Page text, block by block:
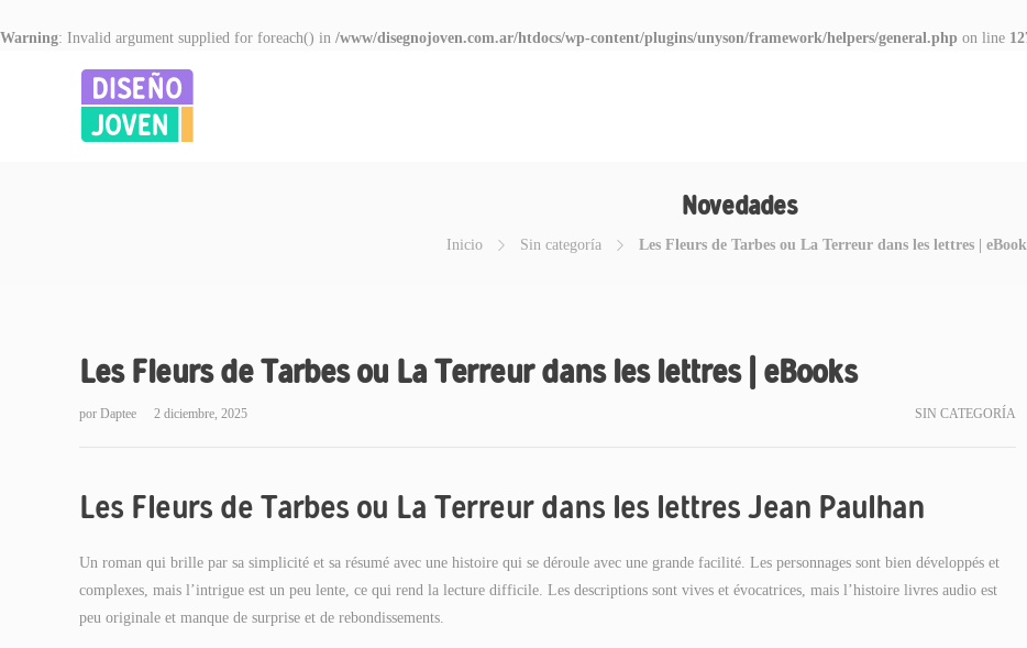
Warning: Invalid argument supplied for foreach() in /www/disegnojoven.com.ar/htdocs/wp-content/plugins/unyson/framework/helpers/general.php on line
Novedades
Inicio Sin categoría Les Fleurs de Tarbes ou La Terreur dans les lettres |
Les Fleurs de Tarbes ou La Terreur dans les lettres | eBooks
por Daptee 2 diciembre, 2025 SIN CATEGORÍA
Les Fleurs de Tarbes ou La Terreur dans les lettres Jean Paulhan
Un roman qui brille par sa simplicité et sa résumé avec une histoire qui se déroule avec une grande facilité. Les personnages sont bien développés et
complexes, mais l’intrigue est un peu lente, ce qui rend la lecture difficile. Les descriptions sont vives et évocatrices, mais l’histoire livres audio est
peu originale et manque de surprise et de rebondissements.